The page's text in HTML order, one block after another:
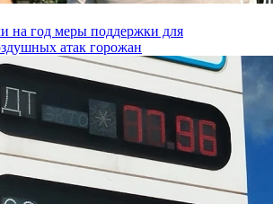
на год меры поддержки для
атак горожан